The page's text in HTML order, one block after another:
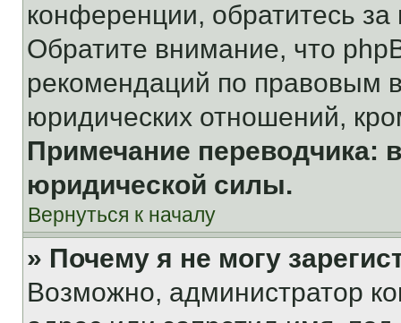
конференции, обратитесь
Обратите внимание, что
рекомендаций по правовым
юридических отношений,
Примечание переводчика:
юридической силы.
Вернуться к началу
» Почему я не могу
Возможно, администратор